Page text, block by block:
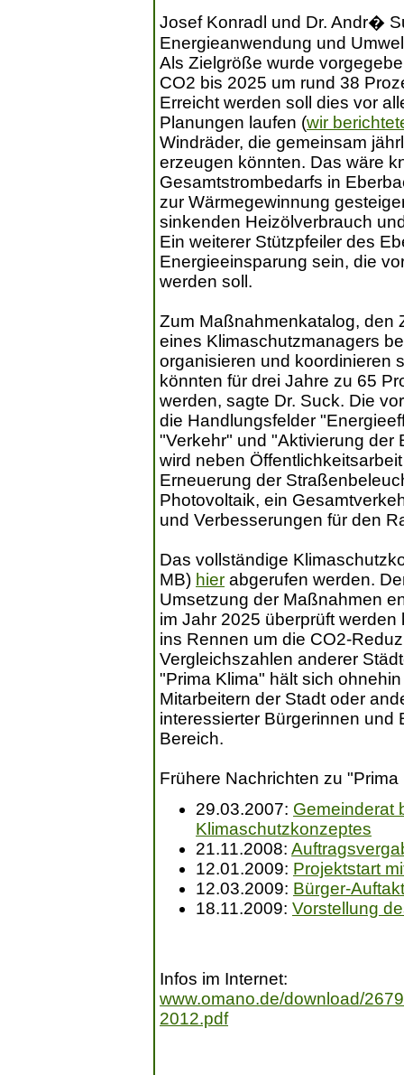
Josef Konradl und Dr. Andr�
Energieanwendung und
Als Zielgröße wurde
CO2 bis 2025 um rund 38
Erreicht werden soll dies vor
Planungen laufen (wir
Windräder, die gemeinsam
erzeugen könnten. Das wäre
Gesamtstrombedarfs in
zur Wärmegewinnung
sinkenden Heizölverbrauch
Ein weiterer Stützpfeiler des
Energieeinsparung sein, die
werden soll.
Zum Maßnahmenkatalog, den
eines Klimaschutzmanagers
organisieren und koordinieren
könnten für drei Jahre zu 65
werden, sagte Dr. Suck. Die
die Handlungsfelder
"Verkehr" und "Aktivierung der
wird neben
Erneuerung der
Photovoltaik, ein
und Verbesserungen für den
Das vollständige
MB) hier abgerufen werden.
Umsetzung der Maßnahmen
im Jahr 2025 überprüft
ins Rennen um die CO2-
Vergleichszahlen anderer
"Prima Klima" hält sich
Mitarbeitern der Stadt oder
interessierter Bürgerinnen und
Bereich.
Frühere Nachrichten zu
29.03.2007: Gemeinderat
Klimaschutzkonzeptes
21.11.2008:
12.01.2009: Projektstart
12.03.2009: Bürger-
18.11.2009: Vorstellung
Infos im Internet:
www.omano.de/download/
2012.pdf